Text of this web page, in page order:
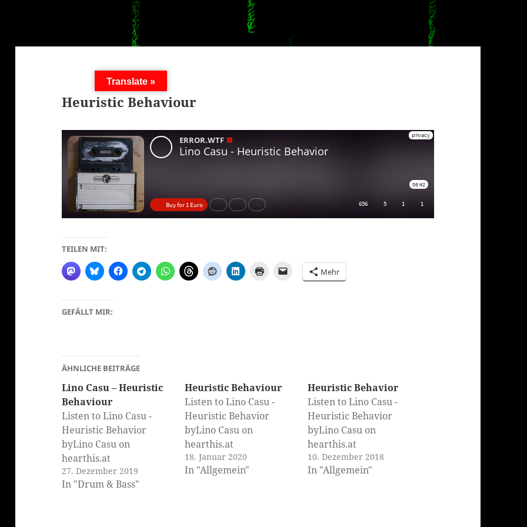
Heuristic Behaviour
TEILEN MIT:
Mehr
GEFÄLLT MIR:
ÄHNLICHE BEITRÄGE
Lino Casu – Heuristic
Behaviour
Listen to Lino Casu -
Heuristic Behavior
byLino Casu on
hearthis.at
27. Dezember 2019
In "Drum & Bass"
Heuristic Behaviour
Listen to Lino Casu -
Heuristic Behavior
byLino Casu on
hearthis.at
18. Januar 2020
In "Allgemein"
Heuristic Behavior
Listen to Lino Casu -
Heuristic Behavior
byLino Casu on
hearthis.at
10. Dezember 2018
In "Allgemein"
Translate »